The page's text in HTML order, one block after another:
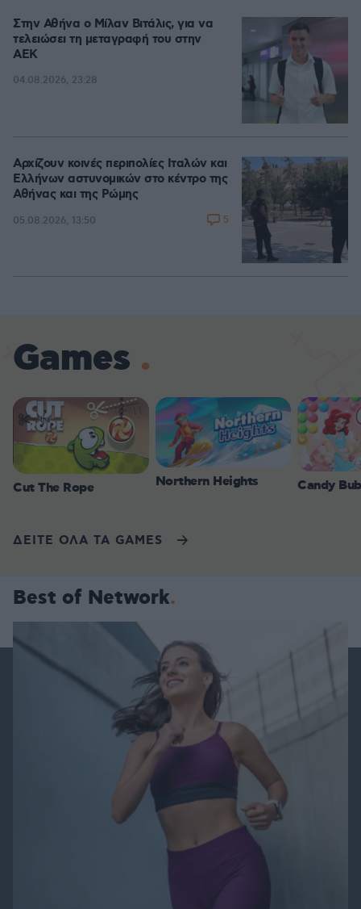
Στην Αθήνα ο Μίλαν Βιτάλις, για να
τελειώσει τη μεταγραφή του στην
ΑΕΚ
04.08.2026, 23:28
Αρχίζουν κοινές περιπολίες Ιταλών και
Ελλήνων αστυνομικών στο κέντρο της
Αθήνας και της Ρώμης
05.08.2026, 13:50 5
Games
Cut The Rope Northern Heights Candy
ΔΕΙΤΕ ΟΛΑ ΤΑ GAMES
Best of Network